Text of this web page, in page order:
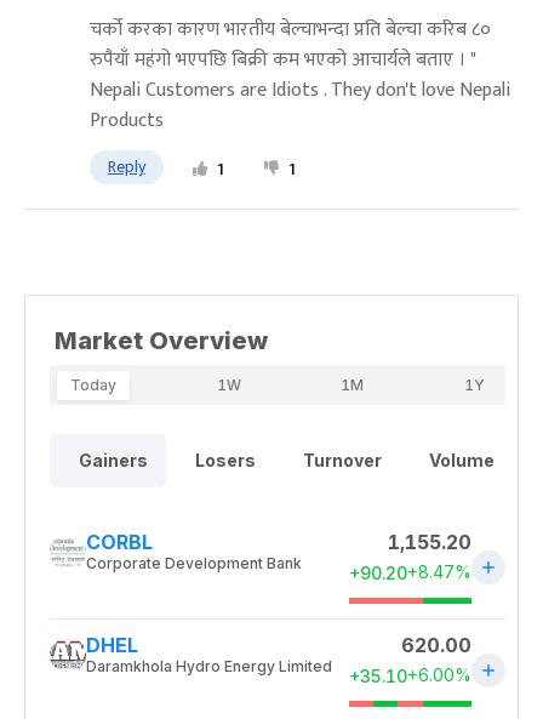
चर्को करका कारण भारतीय बेल्चाभन्दा प्रति बेल्चा करिब ८०
रुपैयाँ महंगो भएपछि बिक्री कम भएको आचार्यले बताए । "
Nepali Customers are Idiots . They don't love Nepali
Products
Reply 1 1